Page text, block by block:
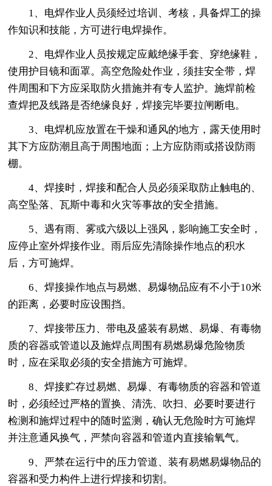
1、电焊作业人员须经过培训、考核，具备焊工的操
作知识和技能，方可进行电焊操作。
2、电焊作业人员按规定应戴绝缘手套、穿绝缘鞋，
使用护目镜和面罩。高空危险处作业，须挂安全带，焊
件周围和下方应采取防火措施并有专人监护。施焊前检
查焊把及线路是否绝缘良好，焊接完毕要拉闸断电。
3、电焊机应放置在干燥和通风的地方，露天使用时
其下方应防潮且高于周围地面；上方应防雨或搭设防雨
棚。
4、焊接时，焊接和配合人员必须采取防止触电的、
高空坠落、瓦斯中毒和火灾等事故的安全措施。
5、遇有雨、雾或六级以上强风，影响施工安全时，
应停止室外焊接作业。雨后应先清除操作地点的积水
后，方可施焊。
6、焊接操作地点与易燃、易爆物品应有不小于10米
的距离，必要时应设围挡。
7、焊接带压力、带电及盛装有易燃、易爆、有毒物
质的容器或管道以及施焊点周围有易燃易爆危险物质
时，应在采取必须的安全措施方可施焊。
8、焊接贮存过易燃、易爆、有毒物质的容器和管道
时，必须经过严格的置换、清洗、吹扫、必要时要进行
检测和施焊过程中的随时监测，确认无危险时方可施焊
并注意通风换气，严禁向容器和管道内直接输氧气。
9、严禁在运行中的压力管道、装有易燃易爆物品的
容器和受力构件上进行焊接和切割。